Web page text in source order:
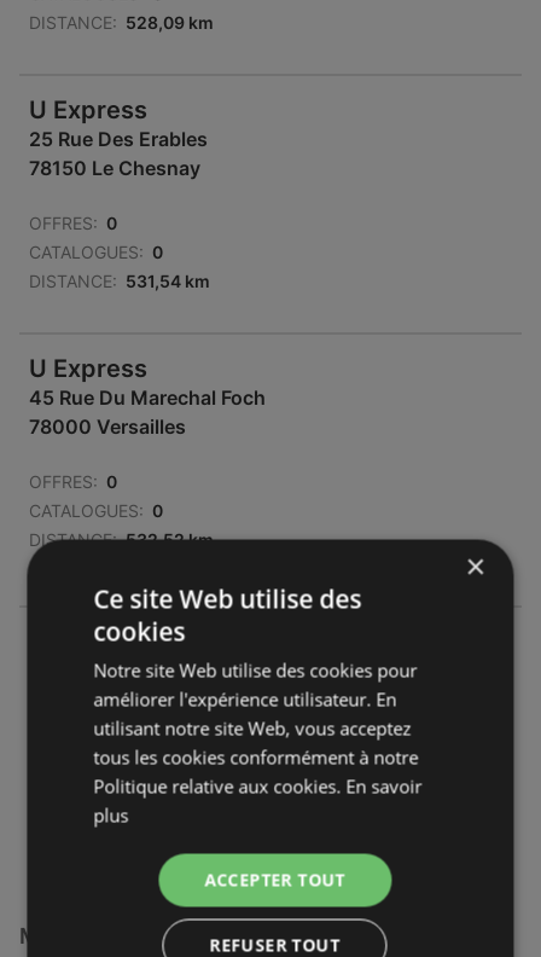
DISTANCE: 528,09 km
U Express
25 Rue Des Erables
78150 Le Chesnay
OFFRES: 0
CATALOGUES: 0
DISTANCE: 531,54 km
U Express
45 Rue Du Marechal Foch
78000 Versailles
OFFRES: 0
CATALOGUES: 0
DISTANCE: 532,52 km
U Express
Rue De Louveciennes
78150 Le Chesnay
OFFRES: 0
CATALOGUES: 0
DISTANCE: 532,86 km
Magasins U Express à :
×
Ce site Web utilise des
cookies
Notre site Web utilise des cookies pour
améliorer l'expérience utilisateur. En
utilisant notre site Web, vous acceptez
tous les cookies conformément à notre
Politique relative aux cookies. En savoir
plus
ACCEPTER TOUT
REFUSER TOUT